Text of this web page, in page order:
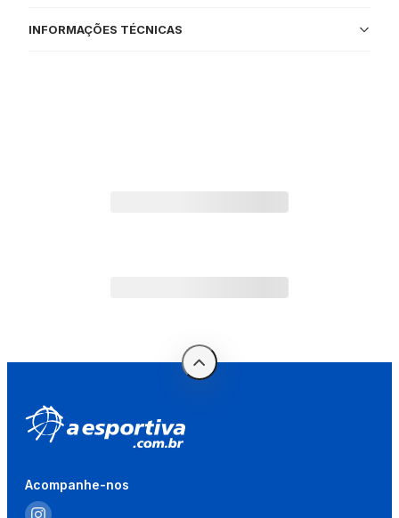
INFORMAÇÕES TÉCNICAS
Acompanhe-nos